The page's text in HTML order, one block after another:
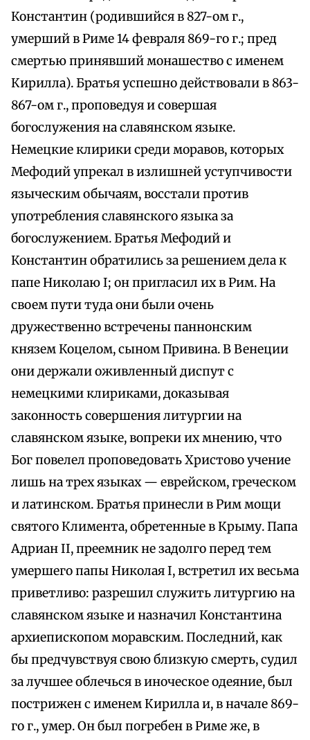
Константин (родившийся в 827-ом г.,
умерший в Риме 14 февраля 869-го г.; пред
смертью принявший монашество с именем
Кирилла). Братья успешно действовали в 863-
867-ом г., проповедуя и совершая
богослужения на славянском языке.
Немецкие клирики среди моравов, которых
Мефодий упрекал в излишней уступчивости
языческим обычаям, восстали против
употребления славянского языка за
богослужением. Братья Мефодий и
Константин обратились за решением дела к
папе Николаю I; он пригласил их в Рим. На
своем пути туда они были очень
дружественно встречены паннонским
князем Коцелом, сыном Привина. В Венеции
они держали оживленный диспут с
немецкими клириками, доказывая
законность совершения литургии на
славянском языке, вопреки их мнению, что
Бог повелел проповедовать Христово учение
лишь на трех языках — еврейском, греческом
и латинском. Братья принесли в Рим мощи
святого Климента, обретенные в Крыму. Папа
Адриан II, преемник не задолго перед тем
умершего папы Николая I, встретил их весьма
приветливо: разрешил служить литургию на
славянском языке и назначил Константина
архиепископом моравским. Последний, как
бы предчувствуя свою близкую смерть, судил
за лучшее облечься в иноческое одеяние, был
пострижен с именем Кирилла и, в начале 869-
го г., умер. Он был погребен в Риме же, в